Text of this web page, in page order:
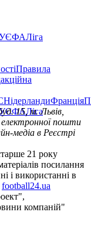
УЄФАЛіга
Правила
НідерландиФранція
УЄФАЛіга
15, м. Львів,
пошти
медіа в Реєстрі
21 року
посилання
і використанні в
football24.ua
компаній"